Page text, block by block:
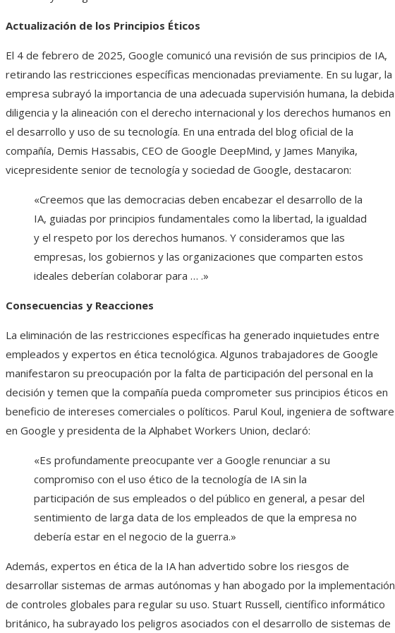
Actualización de los Principios Éticos
El 4 de febrero de 2025, Google comunicó una revisión de sus principios de IA,
retirando las restricciones específicas mencionadas previamente. En su lugar, la
empresa subrayó la importancia de una adecuada supervisión humana, la debida
diligencia y la alineación con el derecho internacional y los derechos humanos en
el desarrollo y uso de su tecnología. En una entrada del blog oficial de la
compañía, Demis Hassabis, CEO de Google DeepMind, y James Manyika,
vicepresidente senior de tecnología y sociedad de Google, destacaron:
«Creemos que las democracias deben encabezar el desarrollo de la
IA, guiadas por principios fundamentales como la libertad, la igualdad
y el respeto por los derechos humanos. Y consideramos que las
empresas, los gobiernos y las organizaciones que comparten estos
ideales deberían colaborar para … .»
Consecuencias y Reacciones
La eliminación de las restricciones específicas ha generado inquietudes entre
empleados y expertos en ética tecnológica. Algunos trabajadores de Google
manifestaron su preocupación por la falta de participación del personal en la
decisión y temen que la compañía pueda comprometer sus principios éticos en
beneficio de intereses comerciales o políticos. Parul Koul, ingeniera de software
en Google y presidenta de la Alphabet Workers Union, declaró:
«Es profundamente preocupante ver a Google renunciar a su
compromiso con el uso ético de la tecnología de IA sin la
participación de sus empleados o del público en general, a pesar del
sentimiento de larga data de los empleados de que la empresa no
debería estar en el negocio de la guerra.»
Además, expertos en ética de la IA han advertido sobre los riesgos de
desarrollar sistemas de armas autónomas y han abogado por la implementación
de controles globales para regular su uso. Stuart Russell, científico informático
británico, ha subrayado los peligros asociados con el desarrollo de sistemas de